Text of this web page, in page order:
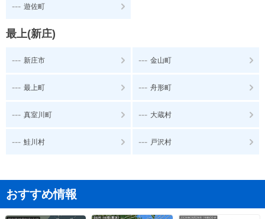
--- 遊佐町
最上(新庄)
--- 新庄市 --- 金山町
--- 最上町 --- 舟形町
--- 真室川町 --- 大蔵村
--- 鮭川村 --- 戸沢村
おすすめ情報